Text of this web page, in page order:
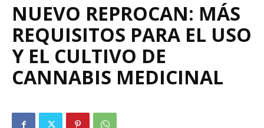
NUEVO REPROCAN: MÁS
REQUISITOS PARA EL USO
Y EL CULTIVO DE
CANNABIS MEDICINAL